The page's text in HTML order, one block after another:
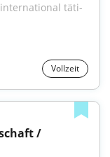
inter­na­tio­nal täti­
Vollzeit
/